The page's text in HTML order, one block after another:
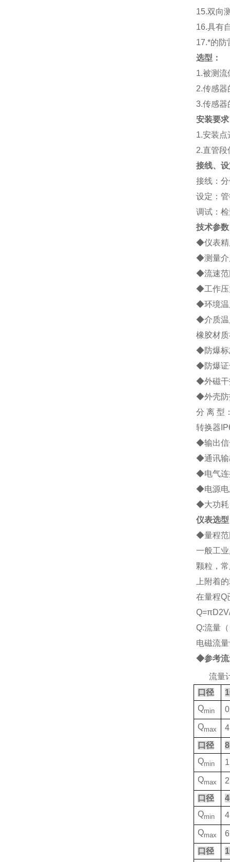
15.双向
16.具有
17.*的防
选型：
1.被测流
2.传感器
3.传感器
安装要
1.安装点
2.直管段
接线、
接线：
设定：
调试：
技术参数
◆仪表精
◆测量介
◆流速范
◆工作压
◆环境
◆介质温
橡胶材
◆防爆标
◆防爆证
◆外磁干
◆外壳防
分 离 型
转换器
◆输出信
◆通讯输
◆电气连
◆电源电
◆大功耗
仪表选型
◆量程
一般工
颗粒，
上附着
在量程Q
Q=
Q:流量
电磁流
◆参考流
流量
口径
Qmin
Qmax
口径
Qmin
Qmax
口径
Qmin
Qmax
口径